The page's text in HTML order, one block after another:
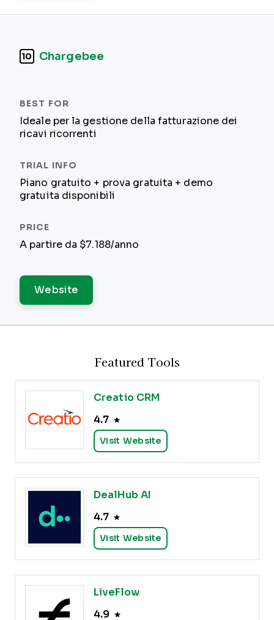
10 Chargebee
Ideale per la gestione della fatturazione dei
ricavi ricorrenti
Piano gratuito + prova gratuita + demo
gratuita disponibili
A partire da $7.188/anno
Website
Featured Tools
Creatio CRM
4.7
Visit Website
DealHub AI
4.7
Visit Website
LiveFlow
4.9